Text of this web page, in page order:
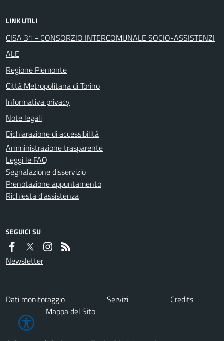
LINK UTILI
CISA 31 - CONSORZIO INTERCOMUNALE SOCIO-ASSISTENZI
ALE
Regione Piemonte
Città Metropolitana di Torino
Informativa privacy
Note legali
Dichiarazione di accessibilità
Amministrazione trasparente
Leggi le FAQ
Segnalazione disservizio
Prenotazione appuntamento
Richiesta d'assistenza
SEGUICI SU
Newsletter
Dati monitoraggio Servizi
Credits
Mappa del Sito